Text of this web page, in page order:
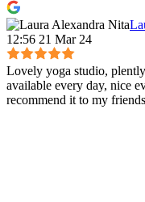
12:56 21 Mar 24
Lovely yoga studio,
available every day, nice
recommend it to my